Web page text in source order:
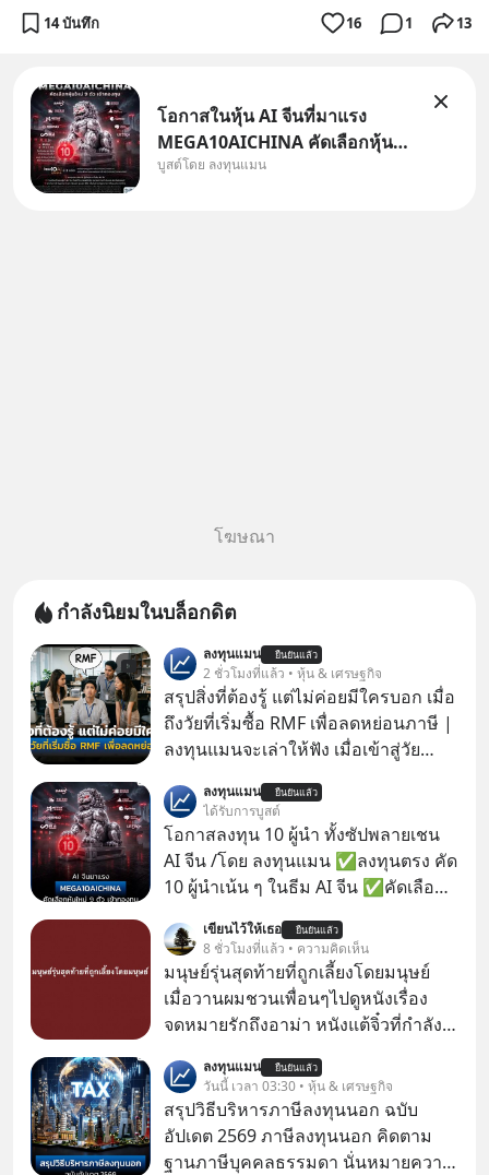
14 บันทึก 16 1 13
โอกาสในหุ้น AI จีนที่มาแรง
MEGA10AICHINA คัดเลือกหุ้น
ใหม่ 9 ตัว เข้ากองทุน.. ครอบคลุม
บูสต์โดย ลงทุนแมน
โฆษณา
กำลังนิยมในบล็อกดิต
ลงทุนแมน ยืนยันแล้ว
2 ชั่วโมงที่แล้ว • หุ้น & เศรษฐกิจ
สรุปสิ่งที่ต้องรู้ แต่ไม่ค่อยมีใครบอก เมื่อ
ถึงวัยที่เริ่มซื้อ RMF เพื่อลดหย่อนภาษี |
ลงทุนแมนจะเล่าให้ฟัง เมื่อเข้าสู่วัย
ภาษี หลายคนมักได้รับคำแนะนำให้
ลงทุนใน RMF เพราะนอกจากจะช่วยลด
หย่อนภาษีได้แล้ว ยังเป็นโอกาสในการ
สร้างความมั่งคั่งระยะยาว แต่น้อยคน
นักที่จะลงลึกว่า ถ้าลงทุนใน RMF ควรรู้
อะไรบ้าง ควรดู ตรงไหน ทำอย่างไร ถึง
จะดีกับเรา แล้วเราควรรู้ข้อมูลอะไร
เกี่ยวกับ RMF บ้าง เพื่อให้นำไปใช้ต่อได้
จริง ๆ ลงทุนแมนจะเล่าให้ฟัง
ลงทุนแมน ยืนยันแล้ว
ได้รับการบูสต์
โอกาสลงทุน 10 ผู้นำ ทั้งซัปพลายเชน
AI จีน /โดย ลงทุนแมน ✅ลงทุนตรง คัด
10 ผู้นำเน้น ๆ ในธีม AI จีน ✅คัดเลือก
เจ้าของผู้นำ AI จีน ตั้งแต่โรงงานผลิตชิป
หน่วยความจำ โมเดล AI ยันหุ่นยนต์
✅ได้การรับยกเว้นภาษี Capital Gain
ตามกฎหมายภาษีของประเทศไทย
เขียนไว้ให้เธอ ยืนยันแล้ว
8 ชั่วโมงที่แล้ว • ความคิดเห็น
มนุษย์รุ่นสุดท้ายที่ถูกเลี้ยงโดยมนุษย์
เมื่อวานผมชวนเพื่อนๆไปดูหนังเรื่อง
จดหมายรักถึงอาม่า หนังแต้จิ๋วที่กำลัง
ป๊าผมเห็นโปสเตอร์หนังเรื่องนี้หลาย
เดือนก่อนและอยากดูมาก ด้วยเพราะว่า
อากงก็มาจากเมืองจีน ป๊าก็พูดแต้จิ๋วได้
มีเรื่องราวมีความผูกพันที่ได้ยินตั้งแต่
ลงทุนแมน ยืนยันแล้ว
วันนี้ เวลา 03:30 • หุ้น & เศรษฐกิจ
สรุปวิธีบริหารภาษีลงทุนนอก ฉบับ
อัปเดต 2569 ภาษีลงทุนนอก คิดตาม
ฐานภาษีบุคคลธรรมดา นั่นหมายความ